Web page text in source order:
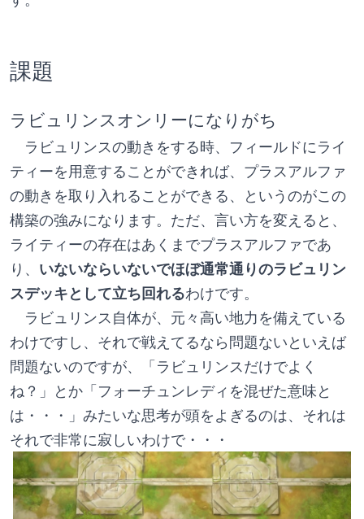
課題
ラビュリンスオンリーになりがち
ラビュリンスの動きをする時、フィールドにライ
ティーを用意することができれば、プラスアルファ
の動きを取り入れることができる、というのがこの
構築の強みになります。ただ、言い方を変えると、
ライティーの存在はあくまでプラスアルファであ
り、 いないならいないでほぼ通常通りのラビュリン
スデッキとして立ち回れるわけです。
ラビュリンス自体が、元々高い地力を備えている
わけですし、それで戦えてるなら問題ないといえば
問題ないのですが、「ラビュリンスだけでよく
ね？」とか「フォーチュンレディを混ぜた意味と
は・・・」みたいな思考が頭をよぎるのは、それは
それで非常に寂しいわけで・・・